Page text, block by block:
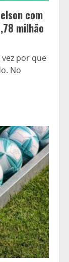
com
milhão
por que
No